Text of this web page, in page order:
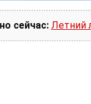
сейчас: Летний